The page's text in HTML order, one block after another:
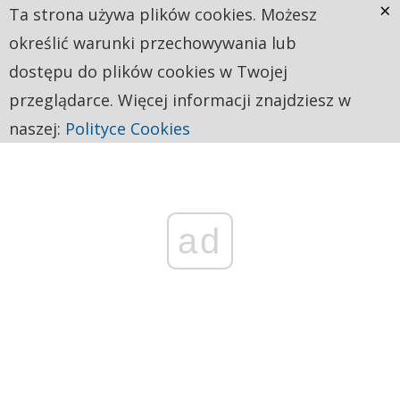
ad
Ta strona używa plików cookies. Możesz
określić warunki przechowywania lub
dostępu do plików cookies w Twojej
przeglądarce. Więcej informacji znajdziesz w
naszej: Polityce Cookies
×